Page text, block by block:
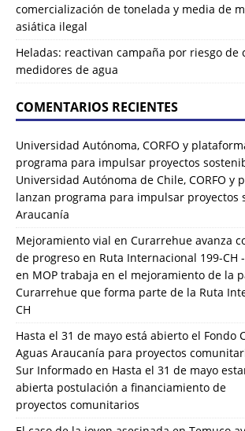
comercialización de tonelada y media de
asiática ilegal
Heladas: reactivan campaña por riesgo de
medidores de agua
COMENTARIOS RECIENTES
Universidad Autónoma, CORFO y
programa para impulsar proyectos
Universidad Autónoma de Chile, CORFO y
lanzan programa para impulsar proyectos
Araucanía
Mejoramiento vial en Curarrehue avanza
de progreso en Ruta Internacional 199-CH
en MOP trabaja en el mejoramiento de la
Curarrehue que forma parte de la Ruta
CH
Hasta el 31 de mayo está abierto el Fondo
Aguas Araucanía para proyectos
Sur Informado en Hasta el 31 de mayo
abierta postulación a financiamiento de
proyectos comunitarios